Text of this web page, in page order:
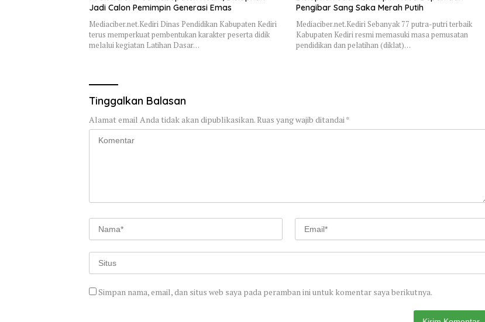
Jadi Calon Pemimpin Generasi Emas
Mediaciber.net.Kediri Dinas Pendidikan Kabupaten Kediri
terus memperkuat pembentukan karakter peserta didik
melalui kegiatan Latihan Dasar…
Pengibar Sang Saka Merah Putih
Mediaciber.net.Kediri Sebanyak 77 putra-putri terbaik
Kabupaten Kediri resmi memasuki masa pemusatan
pendidikan dan pelatihan (diklat)…
Tinggalkan Balasan
Alamat email Anda tidak akan dipublikasikan.Ruas yang wajib ditandai*
Simpan nama, email, dan situs web saya pada peramban ini untuk komentar saya berikutnya.